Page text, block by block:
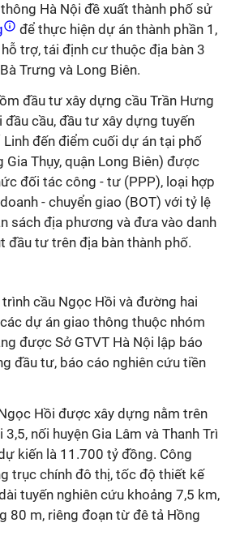
Hà Nội đề xuất thành phố sử
để thực hiện dự án thành phần 1,
trợ, tái định cư thuộc địa bàn 3
Trưng và Long Biên.
đầu tư xây dựng cầu Trần Hưng
cầu, đầu tư xây dựng tuyến
đến điểm cuối dự án tại phố
Thụy, quận Long Biên) được
đối tác công - tư (PPP), loại hợp
- chuyển giao (BOT) với tỷ lệ
sách địa phương và đưa vào danh
đầu tư trên địa bàn thành phố.
cầu Ngọc Hồi và đường hai
dự án giao thông thuộc nhóm
được Sở GTVT Hà Nội lập báo
đầu tư, báo cáo nghiên cứu tiền
Hồi được xây dựng nằm trên
nối huyện Gia Lâm và Thanh Trì
kiến là 11.700 tỷ đồng. Công
trục chính đô thị, tốc độ thiết kế
tuyến nghiên cứu khoảng 7,5 km,
80 m, riêng đoạn từ đê tả Hồng